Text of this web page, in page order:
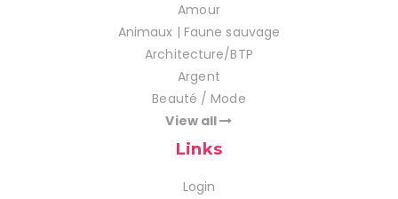
Amour
Animaux | Faune sauvage
Architecture/BTP
Argent
Beauté / Mode
View all
Links
Login